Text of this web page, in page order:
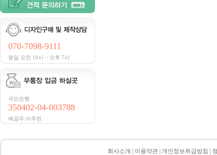
070-7098-9111
평일 오전 10시 ~ 오후 7시
국민은행
350402-04-003788
예금주:이주한
회사소개 이용약관 개인정보취급방침